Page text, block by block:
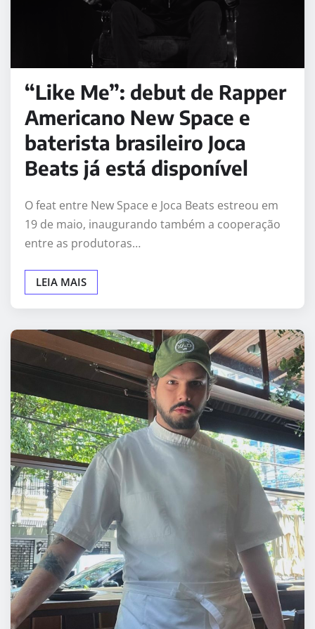
“Like Me”: debut de Rapper
Americano New Space e
baterista brasileiro Joca
Beats já está disponível
O feat entre New Space e Joca Beats estreou em
19 de maio, inaugurando também a cooperação
entre as produtoras…
LEIA MAIS